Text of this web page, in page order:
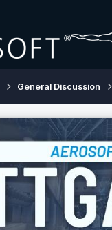
General Discussion